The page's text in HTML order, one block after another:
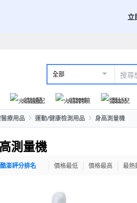
立
全部
火箭速配 火箭跨境 嬰幼兒
療用品 運動/健康檢測用品 身高測量機
測量機
酷澎評分排名 價格最低 價格最高 最熱